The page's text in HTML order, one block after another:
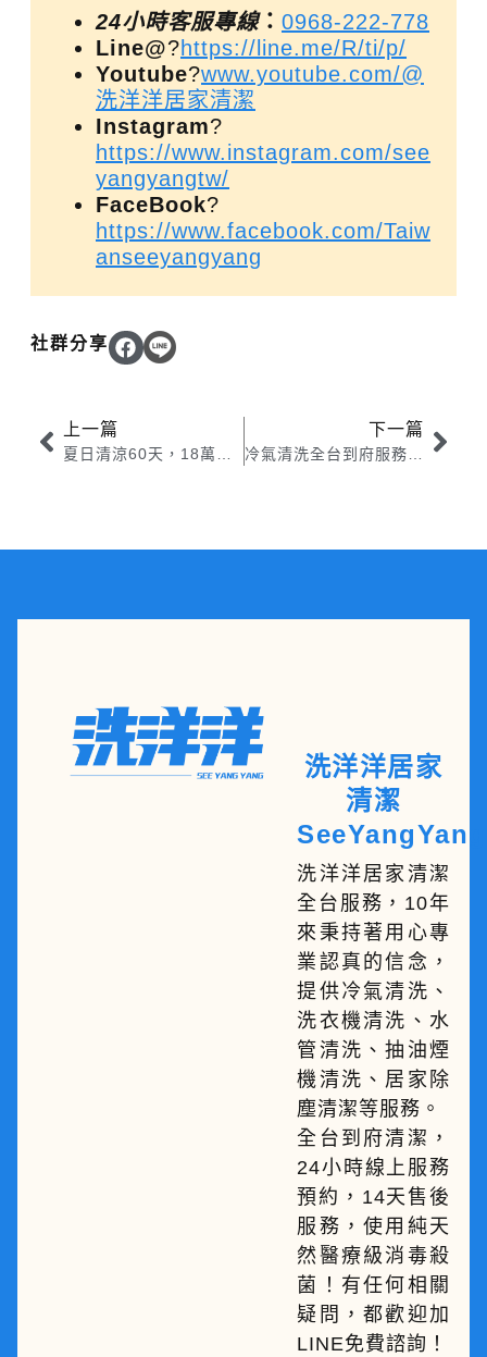
24小時客服專線： 0968-222-778
Line@?https://line.me/R/ti/p/
Youtube?www.youtube.com/@
洗洋洋居家清潔
Instagram?
https://www.instagram.com/see
yangyangtw/
FaceBook?
https://www.facebook.com/Taiw
anseeyangyang
社群分享
上一篇 下一篇
洗洋洋居家
清潔
SeeYangYang
洗洋洋居家清潔
全台服務，10年
來秉持著用心專
業認真的信念，
提供冷氣清洗、
洗衣機清洗、水
管清洗、抽油煙
機清洗、居家除
塵清潔等服務。
全台到府清潔，
24小時線上服務
預約，14天售後
服務，使用純天
然醫療級消毒殺
菌！有任何相關
疑問，都歡迎加
LINE免費諮詢！